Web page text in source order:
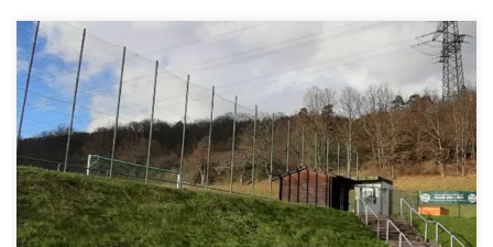
Folgende Spiele stehen für die H/N/U-Mannschaften am
ersten Wochenende des kalendarischen Frühlingsanfangs
an: Freitag, 20. März 2026 18.00 Uhr in GroßalmerodeD-
Jugend: FC Großalmerode – H/N/U 2:1 (0:0)Tor für H/N/U:
Nino Deist 18.30 Uhr in EltmannshausenSenioren: SG
Abterode/Eltmannshausen – H/N/U III 5:1 (2:0)Das Tor für
die Dritte: Janik Eschstruth Samstag, 21. […]